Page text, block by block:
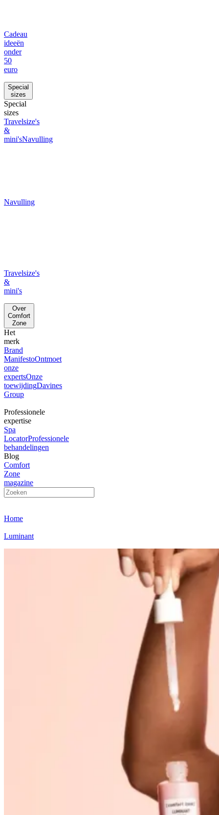
Cadeau
ideeën
onder
50
euro
Special
sizes
Special
sizes
Travelsize's
&
mini'sNavulling
Navulling
Travelsize's
&
mini's
Over
Comfort
Zone
Het
merk
Brand
ManifestoOntmoet
onze
expertsOnze
toewijdingDavines
Group
Professionele
expertise
Spa
LocatorProfessionele
behandelingen
Blog
Comfort
Zone
magazine
Home
Luminant